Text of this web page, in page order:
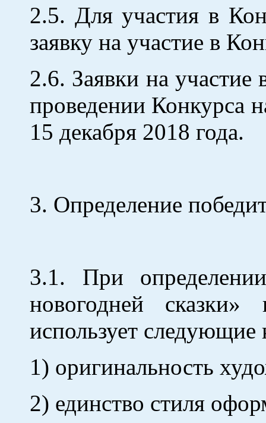
2.5. Для участия в
заявку на участие в
2.6. Заявки на
проведении Конкурса
15 декабря 2018 года.
3. Определение
3.1. При
новогодней
использует
1) оригинальность
2) единство стиля